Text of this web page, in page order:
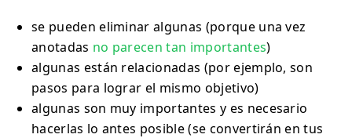
se pueden eliminar algunas (porque una vez
anotadas no parecen tan importantes)
algunas están relacionadas (por ejemplo, son
pasos para lograr el mismo objetivo)
algunas son muy importantes y es necesario
hacerlas lo antes posible (se convertirán en tus